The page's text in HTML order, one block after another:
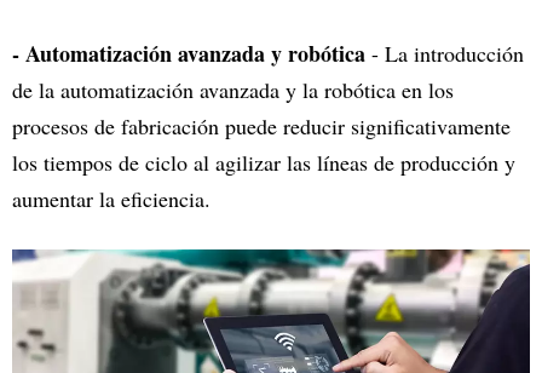
- Automatización avanzada y robótica - La introducción
de la automatización avanzada y la robótica en los
procesos de fabricación puede reducir significativamente
los tiempos de ciclo al agilizar las líneas de producción y
aumentar la eficiencia.